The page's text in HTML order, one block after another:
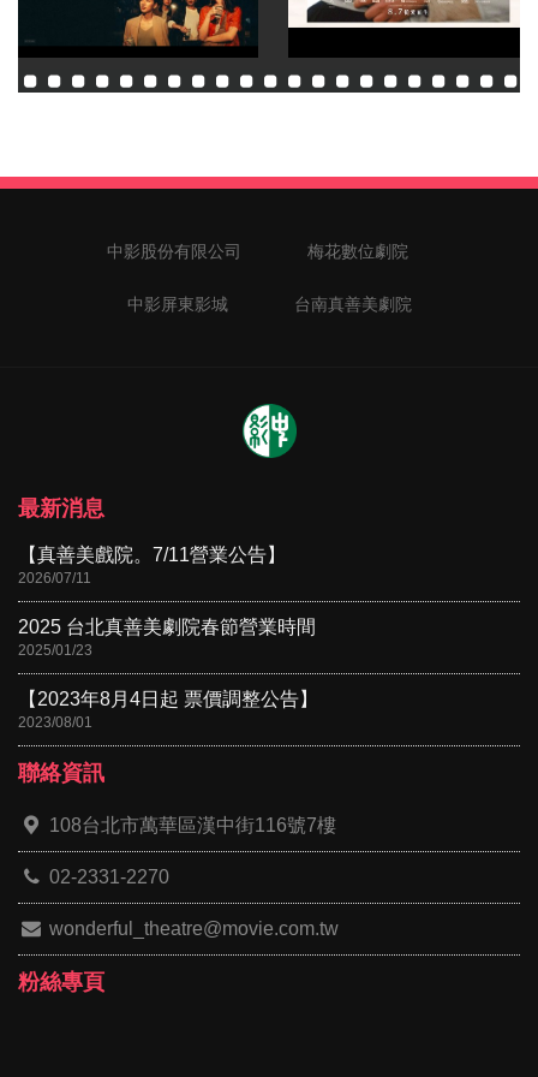
中影股份有限公司 梅花數位劇院
中影屏東影城 台南真善美劇院
最新消息
【真善美戲院。7/11營業公告】
2026/07/11
2025 台北真善美劇院春節營業時間
2025/01/23
【2023年8月4日起 票價調整公告】
2023/08/01
聯絡資訊
108台北市萬華區漢中街116號7樓
02-2331-2270
wonderful_theatre@movie.com.tw
粉絲專頁